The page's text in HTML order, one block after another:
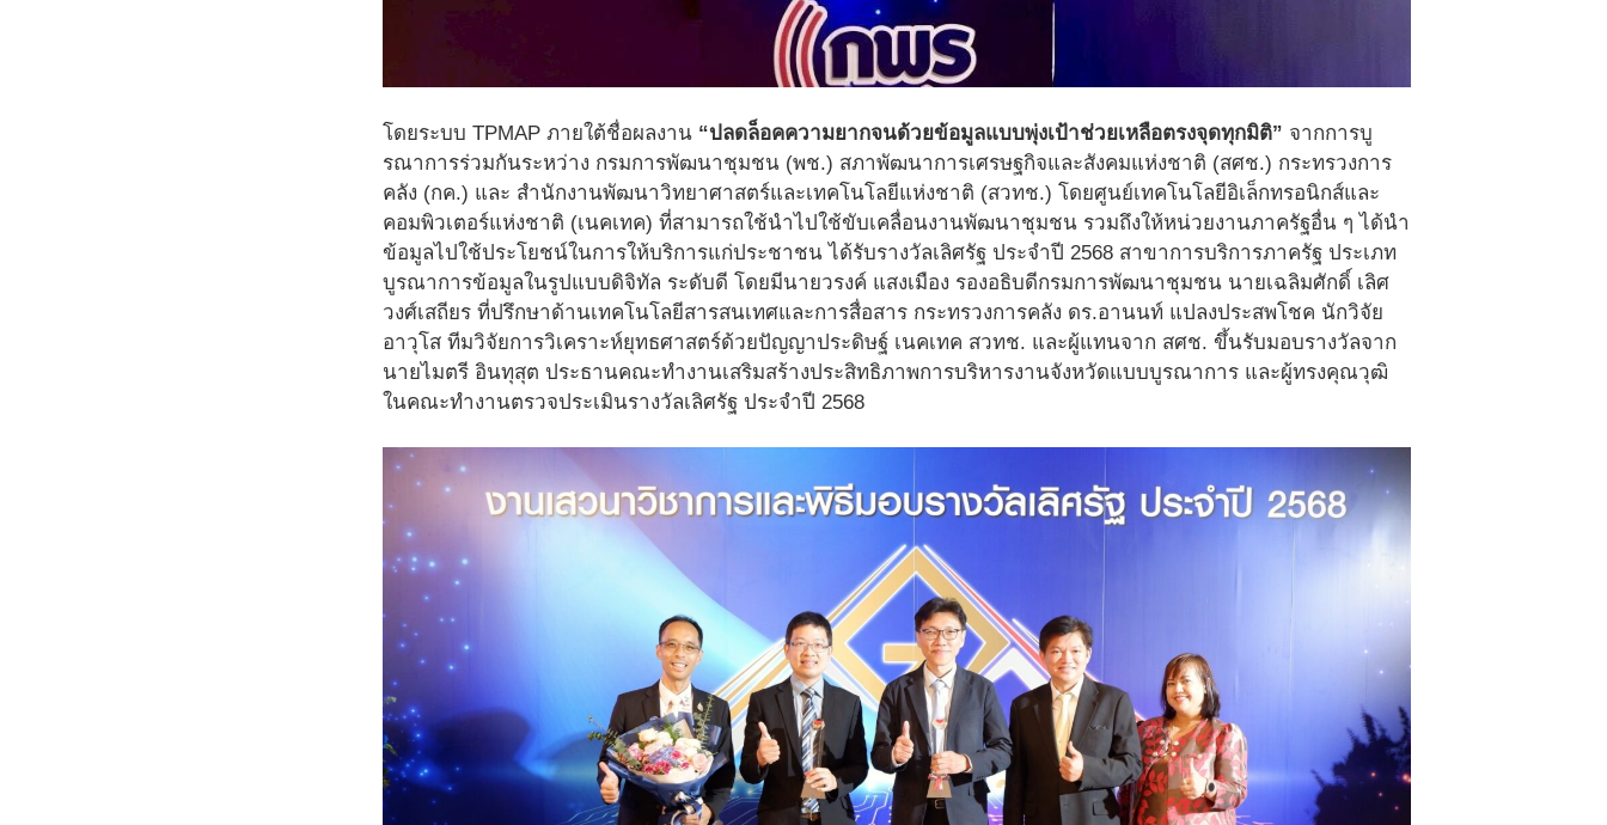
โดยระบบ TPMAP ภายใต้ชื่อผลงาน “ปลดล็อคความยากจนด้วยข้อมูลแบบพุ่งเป้าช่วยเหลือตรงจุดทุกมิติ” จากการบู
รณาการร่วมกันระหว่าง กรมการพัฒนาชุมชน (พช.) สภาพัฒนาการเศรษฐกิจและสังคมแห่งชาติ (สศช.) กระทรวงการ
คลัง (กค.) และ สำนักงานพัฒนาวิทยาศาสตร์และเทคโนโลยีแห่งชาติ (สวทช.) โดยศูนย์เทคโนโลยีอิเล็กทรอนิกส์และ
คอมพิวเตอร์แห่งชาติ (เนคเทค) ที่สามารถใช้นำไปใช้ขับเคลื่อนงานพัฒนาชุมชน รวมถึงให้หน่วยงานภาครัฐอื่น ๆ ได้นำ
ข้อมูลไปใช้ประโยชน์ในการให้บริการแก่ประชาชน ได้รับรางวัลเลิศรัฐ ประจำปี 2568 สาขาการบริการภาครัฐ ประเภท
บูรณาการข้อมูลในรูปแบบดิจิทัล ระดับดี โดยมีนายวรงค์ แสงเมือง รองอธิบดีกรมการพัฒนาชุมชน นายเฉลิมศักดิ์ เลิศ
วงศ์เสถียร ที่ปรึกษาด้านเทคโนโลยีสารสนเทศและการสื่อสาร กระทรวงการคลัง ดร.อานนท์ แปลงประสพโชค นักวิจัย
อาวุโส ทีมวิจัยการวิเคราะห์ยุทธศาสตร์ด้วยปัญญาประดิษฐ์ เนคเทค สวทช. และผู้แทนจาก สศช. ขึ้นรับมอบรางวัลจาก
นายไมตรี อินทุสุต ประธานคณะทำงานเสริมสร้างประสิทธิภาพการบริหารงานจังหวัดแบบบูรณาการ และผู้ทรงคุณวุฒิ
ในคณะทำงานตรวจประเมินรางวัลเลิศรัฐ ประจำปี 2568